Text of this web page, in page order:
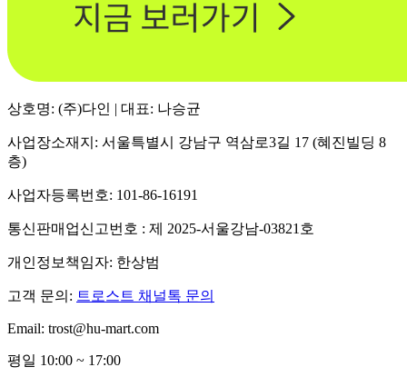
상호명: (주)다인 | 대표: 나승균
사업장소재지: 서울특별시 강남구 역삼로3길 17 (혜진빌딩 8
층)
사업자등록번호: 101-86-16191
통신판매업신고번호 : 제 2025-서울강남-03821호
개인정보책임자: 한상범
고객 문의: 트로스트 채널톡 문의
Email: trost@hu-mart.com
평일 10:00 ~ 17:00